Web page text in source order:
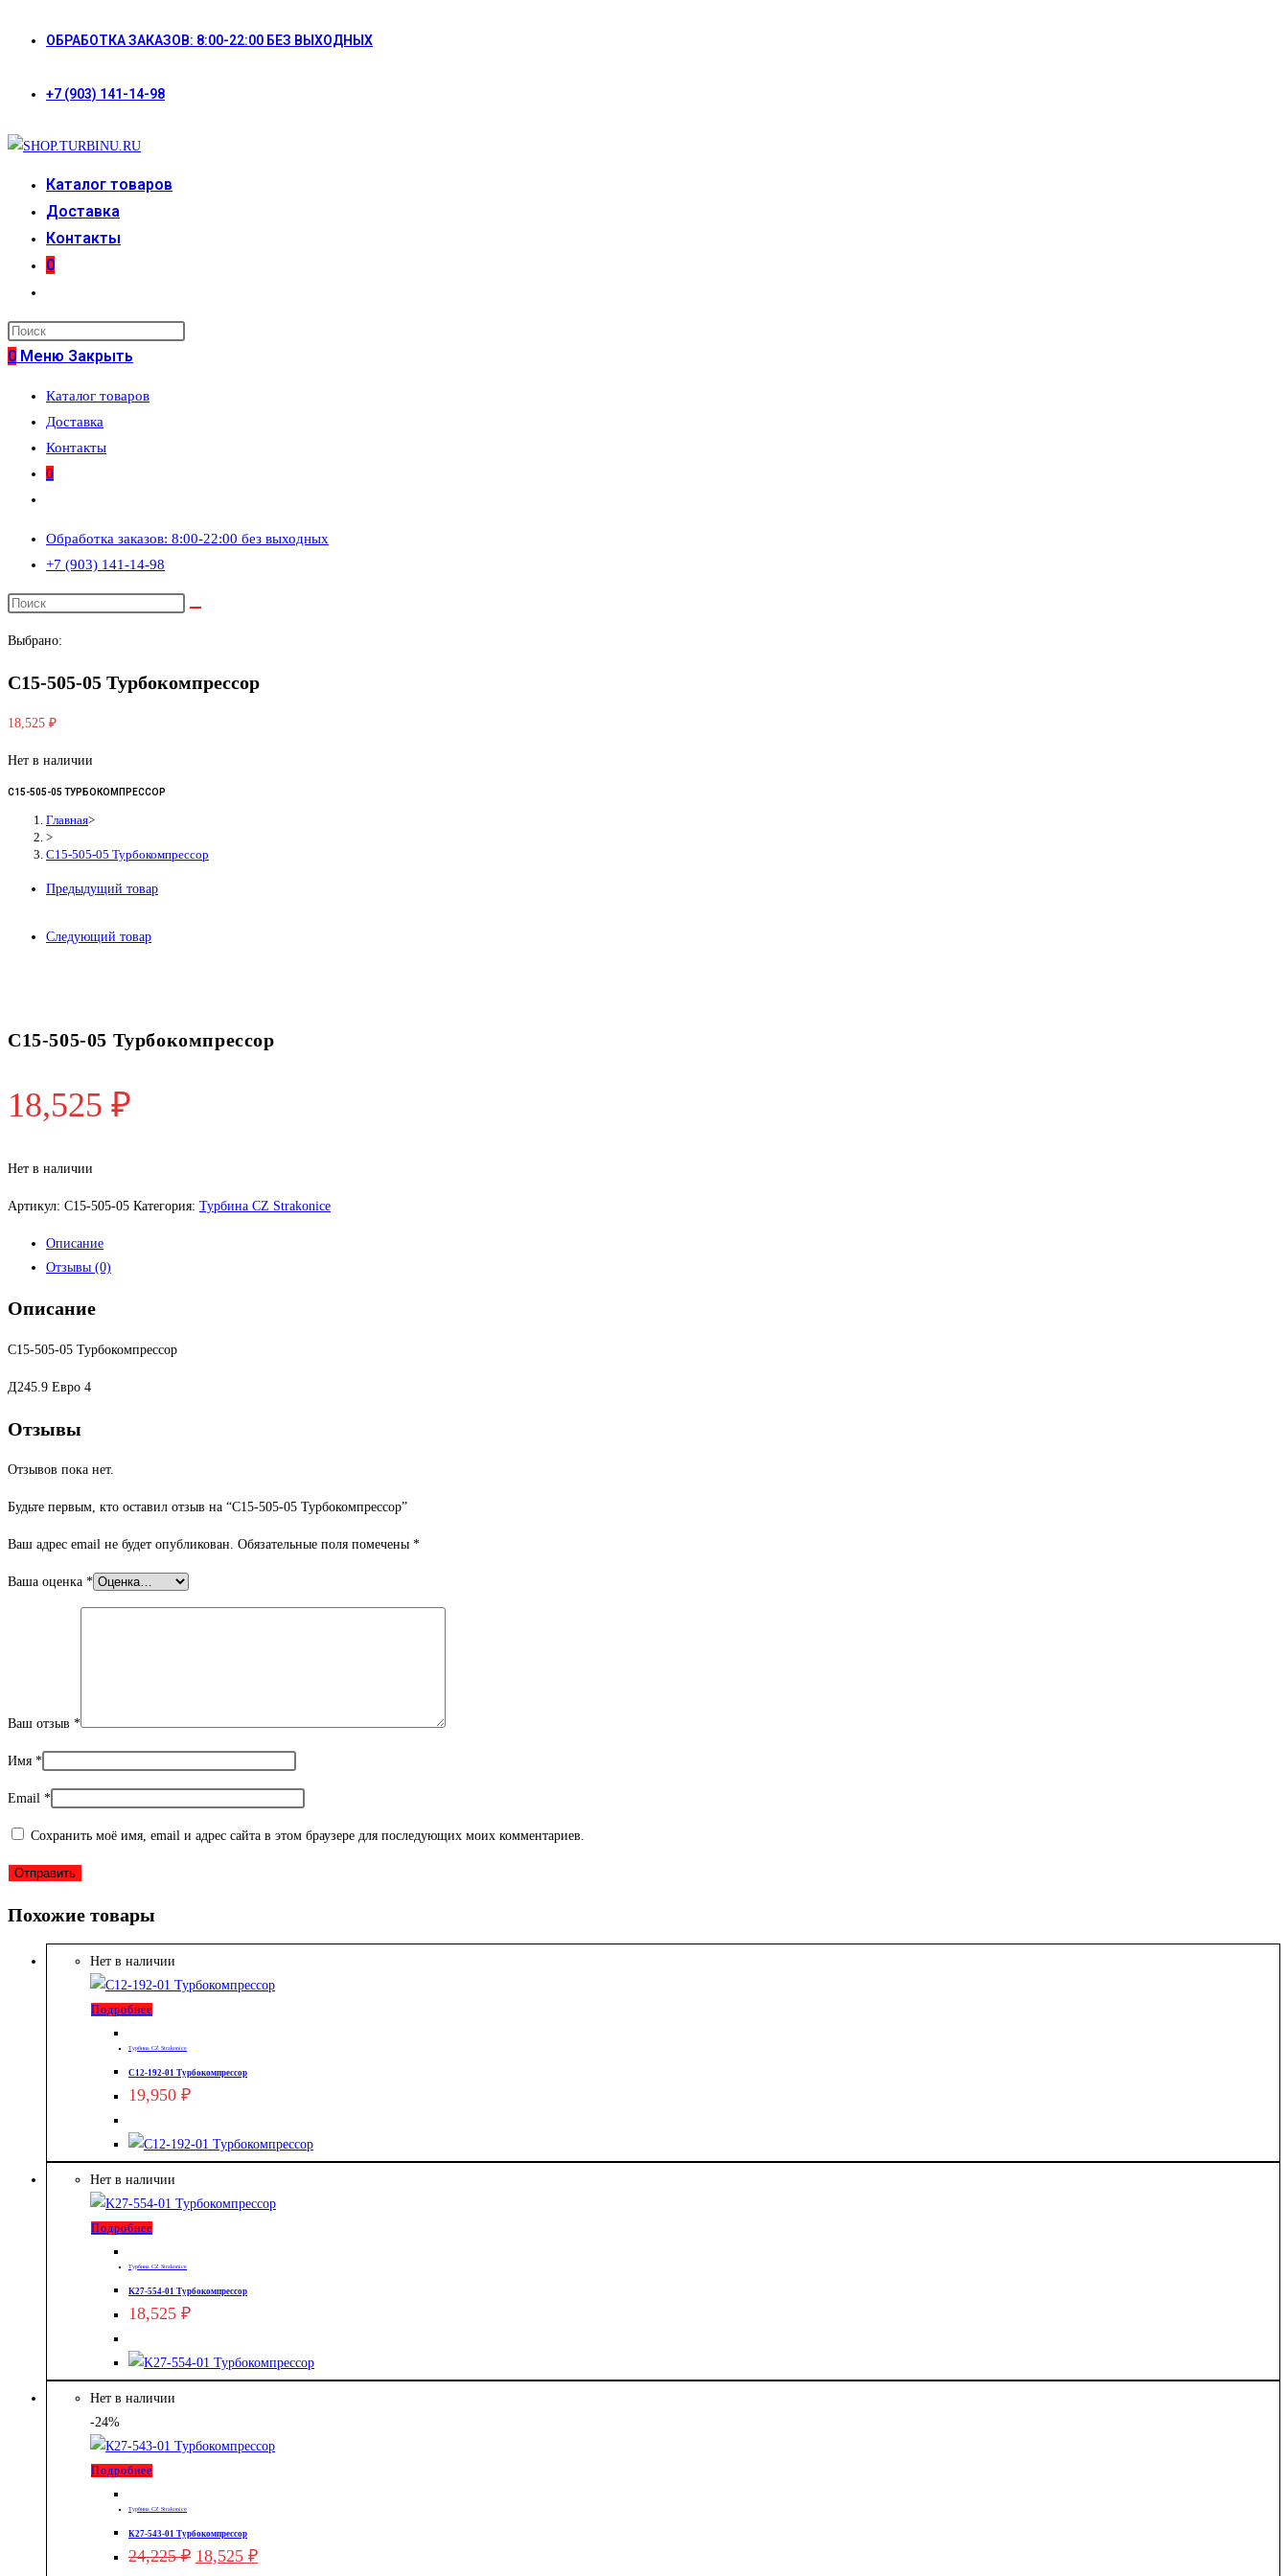
ОБРАБОТКА ЗАКАЗОВ: 8:00-22:00 БЕЗ ВЫХОДНЫХ
+7 (903) 141-14-98
Каталог товаров
Доставка
Контакты
0
поиск
по
сайту
0 Меню Закрыть
Каталог товаров
Доставка
Контакты
0
по
веб-
сайту
Обработка заказов: 8:00-22:00 без выходных
+7 (903) 141-14-98
Выбрано:
С15-505-05 Турбокомпрессор
18,525 ₽
Нет в наличии
С15-505-05 ТУРБОКОМПРЕССОР
Главная>
>
С15-505-05 Турбокомпрессор
Предыдущий товар
Следующий товар
С15-505-05 Турбокомпрессор
18,525 ₽
Нет в наличии
Артикул: С15-505-05 Категория: Турбина CZ Strakonice
Описание
Отзывы (0)
Описание
С15-505-05 Турбокомпрессор
Д245.9 Евро 4
Отзывы
Отзывов пока нет.
Будьте первым, кто оставил отзыв на “С15-505-05 Турбокомпрессор”
Ваш адрес email не будет опубликован. Обязательные поля помечены *
Ваша оценка *
Ваш отзыв *
Имя *
Email *
Сохранить моё имя, email и адрес сайта в этом браузере для последующих моих комментариев.
Похожие товары
Нет в наличии
Подробнее
Турбина CZ Strakonice
С12-192-01 Турбокомпрессор
19,950 ₽
Нет в наличии
Подробнее
Турбина CZ Strakonice
K27-554-01 Турбокомпрессор
18,525 ₽
Нет в наличии
-24%
Подробнее
Турбина CZ Strakonice
К27-543-01 Турбокомпрессор
24,225₽ Первоначальная
цена
18,525 ₽Текущая